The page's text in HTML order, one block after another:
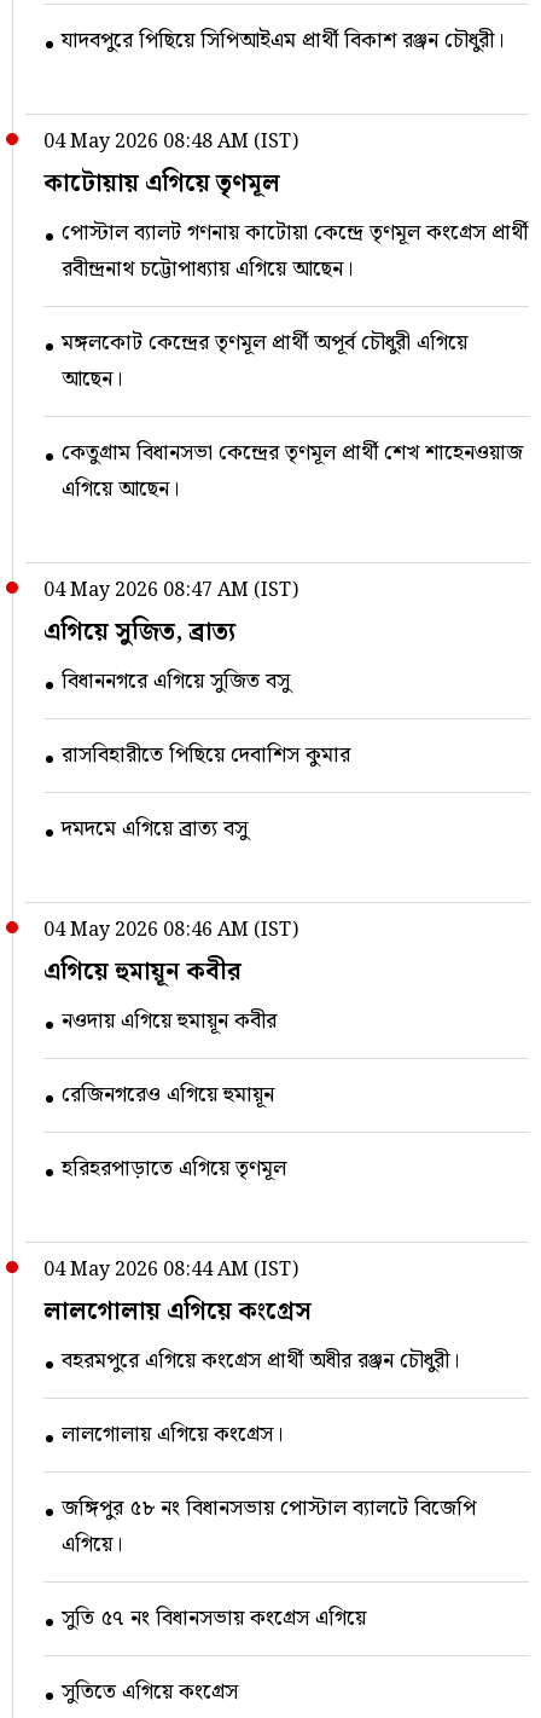
যাদবপুরে পিছিয়ে সিপিআইএম প্রার্থী বিকাশ রঞ্জন চৌধুরী।
04 May 2026 08:48 AM (IST)
কাটোয়ায় এগিয়ে তৃণমূল
পোস্টাল ব্যালট গণনায় কাটোয়া কেন্দ্রে তৃণমূল কংগ্রেস প্রার্থী
রবীন্দ্রনাথ চট্টোপাধ্যায় এগিয়ে আছেন।
মঙ্গলকোট কেন্দ্রের তৃণমূল প্রার্থী অপূর্ব চৌধুরী এগিয়ে
আছেন।
কেতুগ্রাম বিধানসভা কেন্দ্রের তৃণমূল প্রার্থী শেখ শাহেনওয়াজ
এগিয়ে আছেন।
04 May 2026 08:47 AM (IST)
এগিয়ে সুজিত, ব্রাত্য
বিধাননগরে এগিয়ে সুজিত বসু
রাসবিহারীতে পিছিয়ে দেবাশিস কুমার
দমদমে এগিয়ে ব্রাত্য বসু
04 May 2026 08:46 AM (IST)
এগিয়ে হুমায়ূন কবীর
নওদায় এগিয়ে হুমায়ূন কবীর
রেজিনগরেও এগিয়ে হুমায়ূন
হরিহরপাড়াতে এগিয়ে তৃণমূল
04 May 2026 08:44 AM (IST)
লালগোলায় এগিয়ে কংগ্রেস
বহরমপুরে এগিয়ে কংগ্রেস প্রার্থী অধীর রঞ্জন চৌধুরী।
লালগোলায় এগিয়ে কংগ্রেস।
জঙ্গিপুর ৫৮ নং বিধানসভায় পোস্টাল ব্যালটে বিজেপি
এগিয়ে।
সুতি ৫৭ নং বিধানসভায় কংগ্রেস এগিয়ে
সুতিতে এগিয়ে কংগ্রেস